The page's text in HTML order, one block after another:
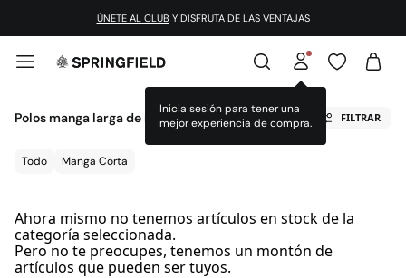
ÚNETE AL CLUB Y DISFRUTA DE LAS VENTAJAS
Inicia sesión para tener una
mejor experiencia de compra.
Polos manga larga de niño FILTRAR
Todo Manga Corta
Ahora mismo no tenemos artículos en stock de la
categoría seleccionada.
Pero no te preocupes, tenemos un montón de
artículos que pueden ser tuyos.